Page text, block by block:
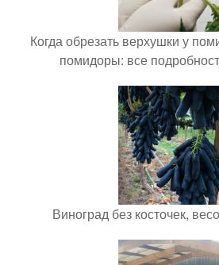
Когда обрезать верхушки у
помидоры: все
Виноград без косточек,